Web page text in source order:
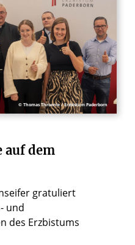
© Thomas Throenle / Erzbistum Paderborn
auf dem
gratuliert
und
des Erzbistums